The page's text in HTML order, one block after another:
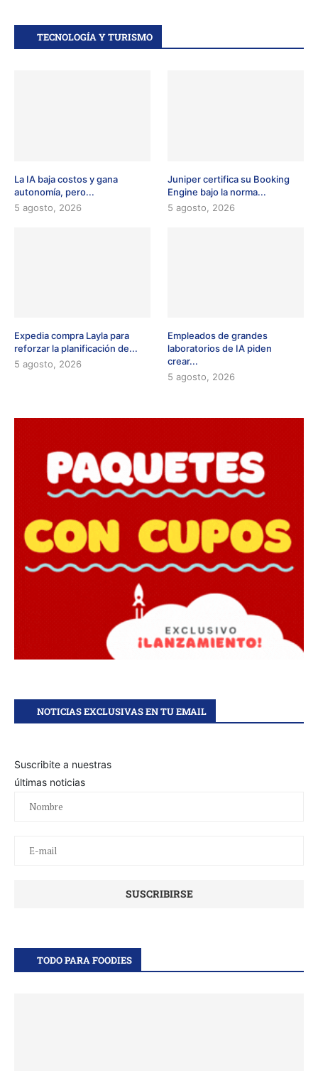
TECNOLOGÍA Y TURISMO
La IA baja costos y gana
autonomía, pero...
5 agosto, 2026
Juniper certifica su Booking
Engine bajo la norma...
5 agosto, 2026
Expedia compra Layla para
reforzar la planificación de...
5 agosto, 2026
Empleados de grandes
laboratorios de IA piden
crear...
5 agosto, 2026
NOTICIAS EXCLUSIVAS EN TU EMAIL
Suscribite a nuestras
últimas noticias
TODO PARA FOODIES